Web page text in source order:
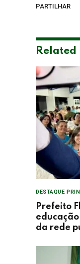
PARTILHAR
Related
DESTAQUE
Prefeito
educação
da rede